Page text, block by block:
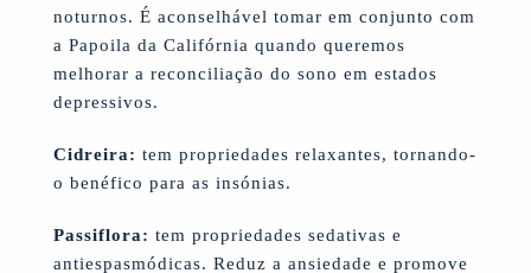
noturnos. É aconselhável tomar em conjunto com
a Papoila da Califórnia quando queremos
melhorar a reconciliação do sono em estados
depressivos.
Cidreira: tem propriedades relaxantes, tornando-
o benéfico para as insónias.
Passiflora: tem propriedades sedativas e
antiespasmódicas. Reduz a ansiedade e promove